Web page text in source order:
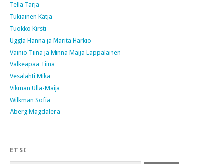
Tella Tarja
Tukiainen Katja
Tuokko Kirsti
Uggla Hanna ja Marita Harkio
Vainio Tiina ja Minna Maija Lappalainen
Valkeapää Tiina
Vesalahti Mika
Vikman Ulla-Maija
Wilkman Sofia
Åberg Magdalena
ETSI